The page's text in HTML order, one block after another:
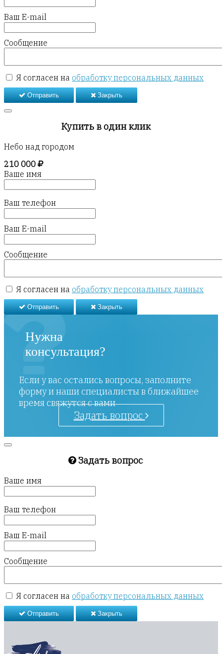
Ваш E-mail
Сообщение
Я согласен на обработку персональных данных
Отправить Закрыть
Купить в один клик
Небо над городом
210 000
Ваше имя
Ваш телефон
Ваш E-mail
Сообщение
Я согласен на обработку персональных данных
Отправить Закрыть
Нужна
консультация?
Если у вас остались вопросы, заполните
форму и наши специалисты в ближайшее
время свяжутся с вами
Задать вопрос
Задать вопрос
Ваше имя
Ваш телефон
Ваш E-mail
Сообщение
Я согласен на обработку персональных данных
Отправить Закрыть